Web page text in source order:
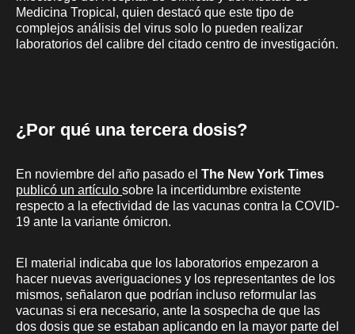
Medicina Tropical, quien destacó que este tipo de
complejos análisis del virus solo lo pueden realizar
laboratorios del calibre del citado centro de investigación.
¿Por qué una tercera dosis?
En noviembre del año pasado el The New York Times
publicó un artículo sobre la incertidumbre existente
respecto a la efectividad de las vacunas contra la COVID-
19 ante la variante ómicron.
El material indicaba que los laboratorios empezaron a
hacer nuevas averiguaciones y los representantes de los
mismos, señalaron que podrían incluso reformular las
vacunas si era necesario, ante la sospecha de que las
dos dosis que se estaban aplicando en la mayor parte del